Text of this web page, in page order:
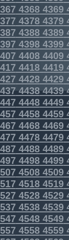
43684369
43784379
43884389
43984399
44084409
44184419
44284429
44384439
44484449
44584459
44684469
44784479
44884489
44984499
45084509
45184519
45284529
45384539
45484549
45584559